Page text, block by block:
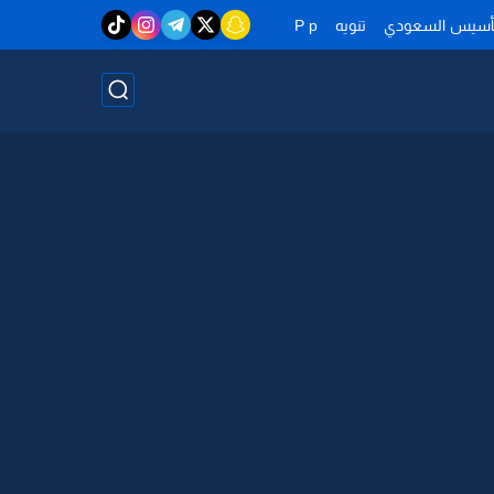
السعودي تنويه P p